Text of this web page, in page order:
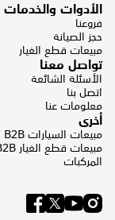
الأدوات والخدمات
فروعنا
حجز الصيانة
مبيعات قطع الغيار
تواصل معنا
الأسئلة الشائعة
اتصل بنا
معلومات عنا
أخرى
مبيعات السيارات B2B
مبيعات قطع الغيار B2B
المركبات